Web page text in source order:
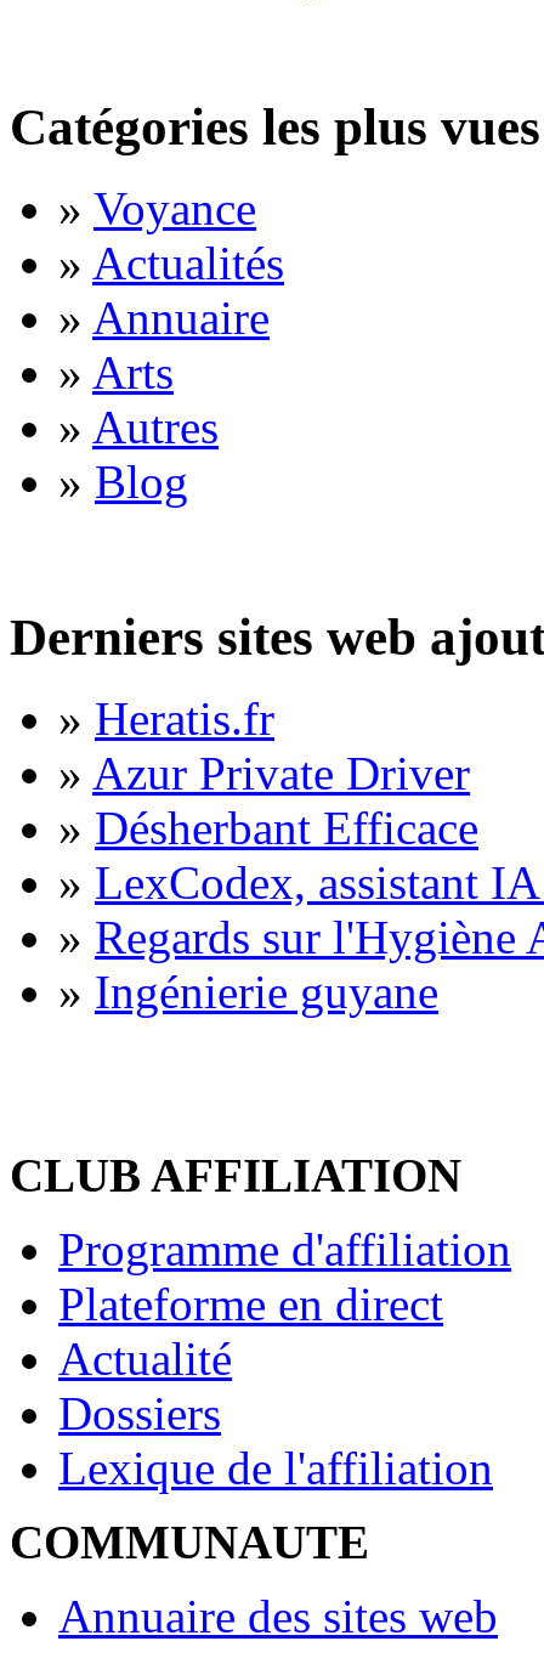
Catégories les plus vues
» Voyance
» Actualités
» Annuaire
» Arts
» Autres
» Blog
Derniers sites web
» Heratis.fr
» Azur Private Driver
» Désherbant Efficace
» LexCodex, assistant
» Regards sur l'Hygiène
» Ingénierie guyane
CLUB AFFILIATION
Programme d'affiliation
Plateforme en direct
Actualité
Dossiers
Lexique de l'affiliation
COMMUNAUTE
Annuaire des sites web